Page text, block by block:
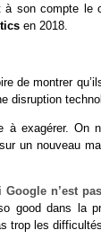
son compte le
en 2018.
de montrer
disruption
à exagérer. On
un nouveau
Google n’est
good dans la
trop les